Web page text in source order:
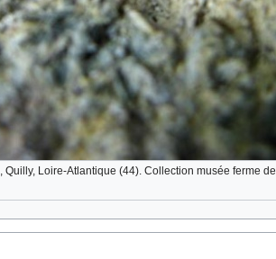
, Quilly, Loire-Atlantique (44). Collection musée ferme de